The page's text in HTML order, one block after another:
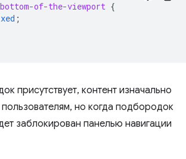
of-the-viewport {
;
присутствует, контент изначально
но когда подбородок
заблокирован панелью навигации